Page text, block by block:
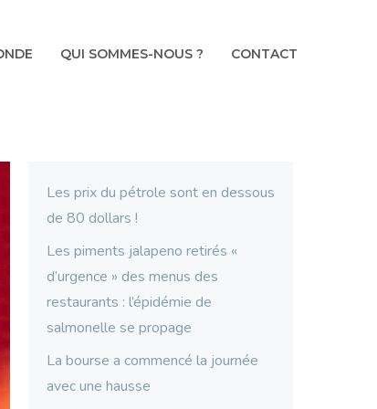
QUI SOMMES-NOUS ? CONTACT
Les prix du pétrole sont en dessous
de 80 dollars !
Les piments jalapeno retirés «
d’urgence » des menus des
restaurants : l’épidémie de
salmonelle se propage
La bourse a commencé la journée
avec une hausse